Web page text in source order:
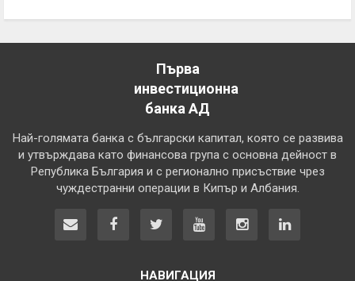
Първа
инвестиционна
банка АД
Най-голямата банка с български капитал, която се развива
и утвърждава като финансова група с основна дейност в
Република България и с регионално присъствие чрез
чуждестранни операции в Кипър и Албания.
НАВИГАЦИЯ